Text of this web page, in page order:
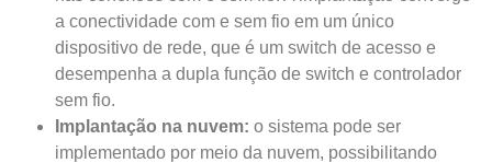
a conectividade com e sem fio em um único
dispositivo de rede, que é um switch de acesso e
desempenha a dupla função de switch e controlador
sem fio.
Implantação na nuvem: o sistema pode ser
implementado por meio da nuvem, possibilitando